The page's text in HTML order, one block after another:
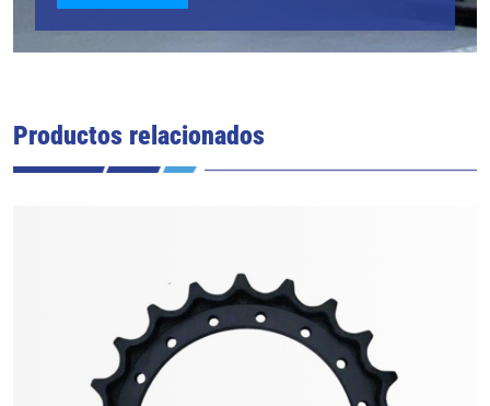
Productos relacionados